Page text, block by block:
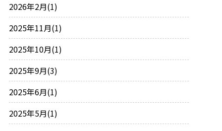
2026年2月(1)
2025年11月(1)
2025年10月(1)
2025年9月(3)
2025年6月(1)
2025年5月(1)